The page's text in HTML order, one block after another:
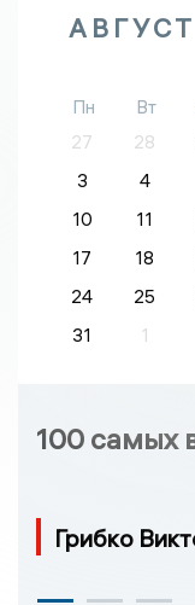
АВГУСТ
Пн Вт
27
28
3
4
10
11
17
18
24
25
31
1
100 самых
Грибко